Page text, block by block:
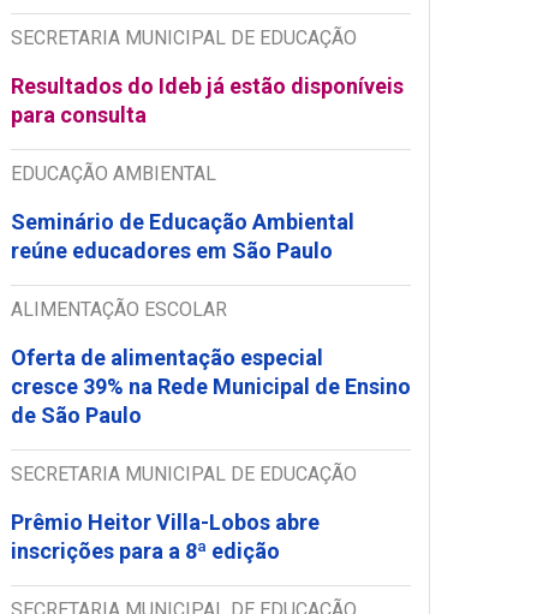
SECRETARIA MUNICIPAL DE EDUCAÇÃO
Resultados do Ideb já estão disponíveis
para consulta
EDUCAÇÃO AMBIENTAL
Seminário de Educação Ambiental
reúne educadores em São Paulo
ALIMENTAÇÃO ESCOLAR
Oferta de alimentação especial
cresce 39% na Rede Municipal de Ensino
de São Paulo
SECRETARIA MUNICIPAL DE EDUCAÇÃO
Prêmio Heitor Villa-Lobos abre
inscrições para a 8ª edição